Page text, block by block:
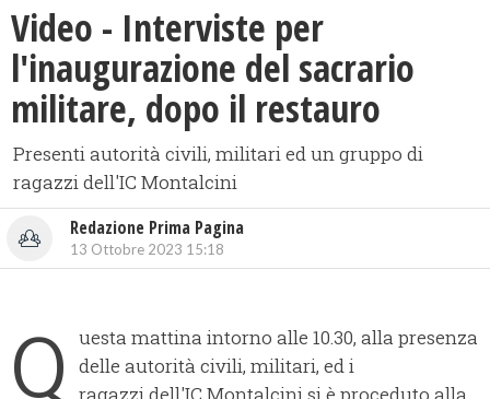
Video - Interviste per
l'inaugurazione del sacrario
militare, dopo il restauro
Presenti autorità civili, militari ed un gruppo di
ragazzi dell'IC Montalcini
Redazione Prima Pagina
13 Ottobre 2023 15:18
Q
uesta mattina intorno alle 10.30, alla presenza
delle autorità civili, militari, ed i
ragazzi dell'IC Montalcini si è proceduto alla